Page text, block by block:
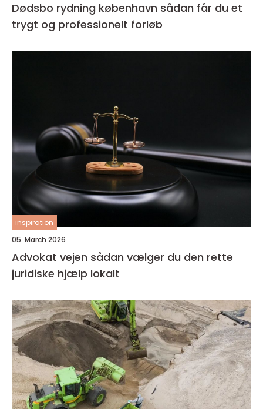
Dødsbo rydning københavn sådan får du et
trygt og professionelt forløb
inspiration
05. March 2026
Advokat vejen sådan vælger du den rette
juridiske hjælp lokalt